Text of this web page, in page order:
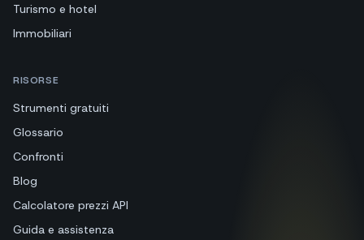
Turismo e hotel
Immobiliari
RISORSE
Strumenti gratuiti
Glossario
Confronti
Blog
Calcolatore prezzi API
Guida e assistenza